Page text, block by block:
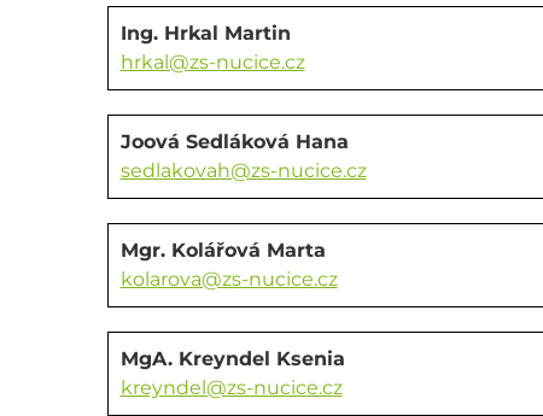
Ing. Hrkal Martin
hrkal@zs-nucice.cz
Joová Sedláková Hana
sedlakovah@zs-nucice.cz
Mgr. Kolářová Marta
kolarova@zs-nucice.cz
MgA. Kreyndel Ksenia
kreyndel@zs-nucice.cz